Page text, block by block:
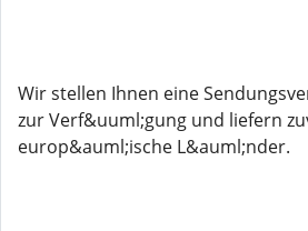
Wir stellen Ihnen eine
zur Verf&uuml;gung und liefern
europ&auml;ische L&auml;nder.